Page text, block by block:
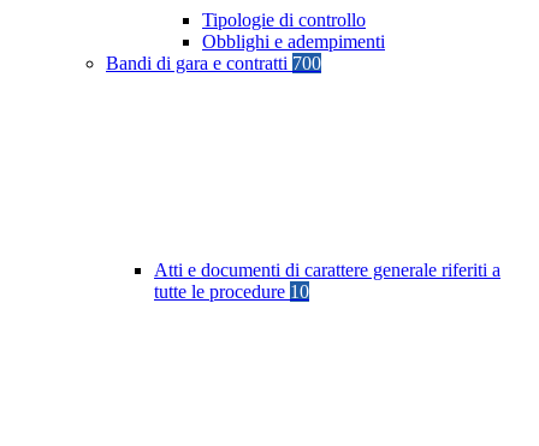
Tipologie di controllo
Obblighi e adempimenti
Bandi di gara e contratti 700
Atti e documenti di carattere generale riferiti a
tutte le procedure 10